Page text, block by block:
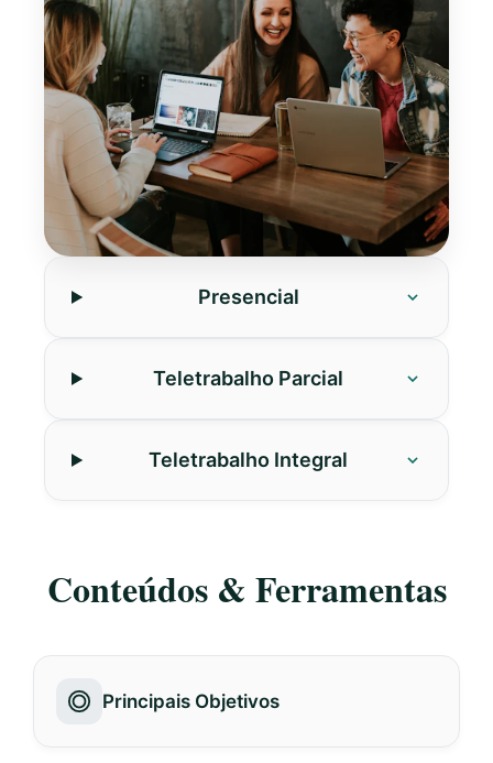
Presencial
Teletrabalho Parcial
Teletrabalho Integral
Conteúdos & Ferramentas
Principais Objetivos